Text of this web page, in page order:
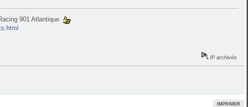
901 Atlantique
IP archivée
IMPRIMER